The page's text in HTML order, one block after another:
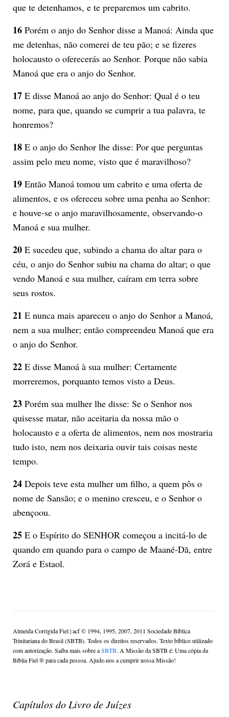
que te detenhamos, e te preparemos um cabrito.
16Porém o anjo do Senhor disse a Manoá: Ainda que
me detenhas, não comerei de teu pão; e se fizeres
holocausto o oferecerás ao Senhor. Porque não sabia
Manoá que era o anjo do Senhor.
17E disse Manoá ao anjo do Senhor: Qual é o teu
nome, para que, quando se cumprir a tua palavra, te
honremos?
18E o anjo do Senhor lhe disse: Por que perguntas
assim pelo meu nome, visto que é maravilhoso?
19Então Manoá tomou um cabrito e uma oferta de
alimentos, e os ofereceu sobre uma penha ao Senhor:
e houve-se o anjo maravilhosamente, observando-o
Manoá e sua mulher.
20E sucedeu que, subindo a chama do altar para o
céu, o anjo do Senhor subiu na chama do altar; o que
vendo Manoá e sua mulher, caíram em terra sobre
seus rostos.
21 E nunca mais apareceu o anjo do Senhor a Manoá,
nem a sua mulher; então compreendeu Manoá que era
o anjo do Senhor.
22E disse Manoá à sua mulher: Certamente
morreremos, porquanto temos visto a Deus.
23Porém sua mulher lhe disse: Se o Senhor nos
quisesse matar, não aceitaria da nossa mão o
holocausto e a oferta de alimentos, nem nos mostraria
tudo isto, nem nos deixaria ouvir tais coisas neste
tempo.
24Depois teve esta mulher um filho, a quem pôs o
nome de Sansão; e o menino cresceu, e o Senhor o
abençoou.
25E o Espírito do SENHOR começou a incitá-lo de
quando em quando para o campo de Maané-Dã, entre
Zorá e Estaol.
Almeida Corrigida Fiel | acf ©️ 1994, 1995, 2007, 2011 Sociedade Bíblica
Trinitariana do Brasil (SBTB). Todos os direitos reservados. Texto bíblico utilizado
com autorização. Saiba mais sobre aSBTB. A Missão da SBTB é: Uma cópia da
Bíblia Fiel ®️ para cada pessoa. Ajude-nos a cumprir nossa Missão!
Capítulos do Livro de Juízes